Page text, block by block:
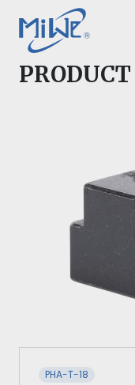
PRODUCT
PHA-T-18